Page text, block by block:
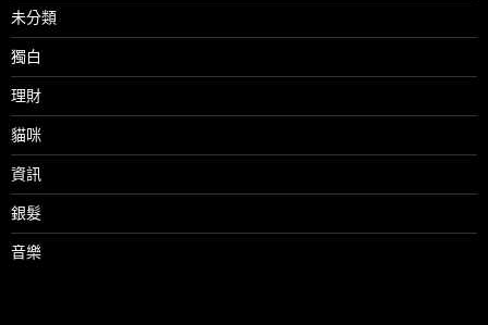
未分類
獨白
理財
貓咪
資訊
銀髮
音樂